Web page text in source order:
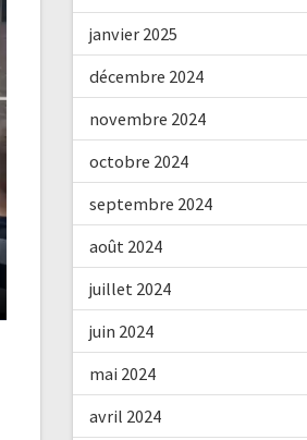
janvier 2025
décembre 2024
novembre 2024
octobre 2024
septembre 2024
août 2024
juillet 2024
juin 2024
mai 2024
avril 2024